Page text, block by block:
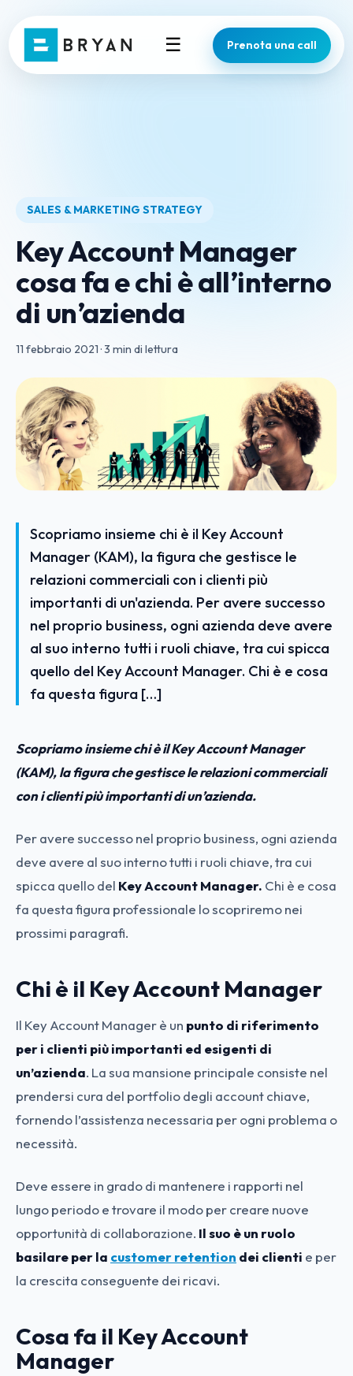
☰ Prenota una call
SALES & MARKETING STRATEGY
Key Account Manager
cosa fa e chi è all’interno
di un’azienda
11 febbraio 2021 ·3 min di lettura
Scopriamo insieme chi è il Key Account
Manager (KAM), la figura che gestisce le
relazioni commerciali con i clienti più
importanti di un'azienda. Per avere successo
nel proprio business, ogni azienda deve avere
al suo interno tutti i ruoli chiave, tra cui spicca
quello del Key Account Manager. Chi è e cosa
fa questa figura […]
Scopriamo insieme chi è il Key Account Manager
(KAM), la figura che gestisce le relazioni commerciali
con i clienti più importanti di un’azienda.
Per avere successo nel proprio business, ogni azienda
deve avere al suo interno tutti i ruoli chiave, tra cui
spicca quello del Key Account Manager. Chi è e cosa
fa questa figura professionale lo scopriremo nei
prossimi paragrafi.
Chi è il Key Account Manager
Il Key Account Manager è un punto di riferimento
per i clienti più importanti ed esigenti di
un’azienda. La sua mansione principale consiste nel
prendersi cura del portfolio degli account chiave,
fornendo l’assistenza necessaria per ogni problema o
necessità.
Deve essere in grado di mantenere i rapporti nel
lungo periodo e trovare il modo per creare nuove
opportunità di collaborazione. Il suo è un ruolo
basilare per la customer retention dei clienti e per
la crescita conseguente dei ricavi.
Cosa fa il Key Account
Manager